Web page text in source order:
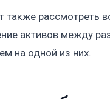
рассмотреть
активов между
на одной из них.